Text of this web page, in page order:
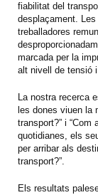
fiabilitat del
desplaçament.
treballadores
marcada per la
alt nivell de tensió
La nostra recerca
les dones viuen la
transport?” i
quotidianes, els
per arribar als
transport?”.
Els resultats